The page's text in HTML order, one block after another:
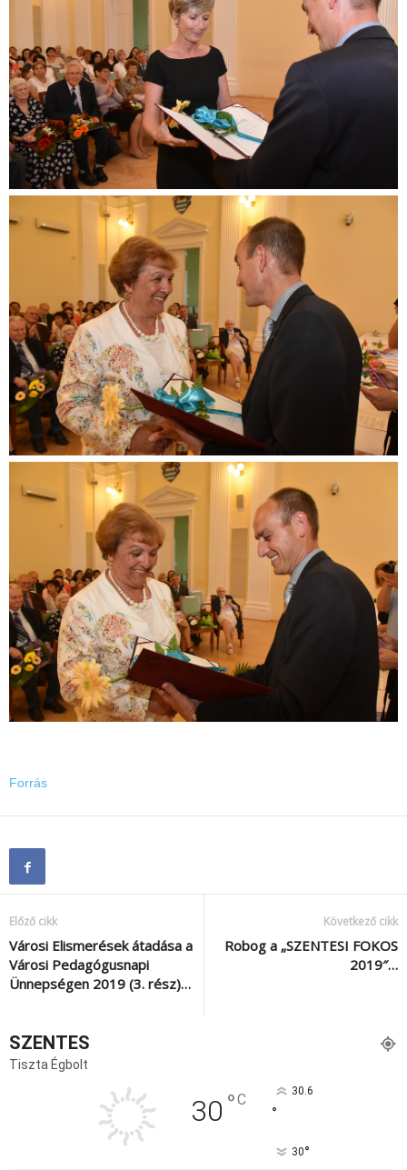
Forrás
Előző cikk
Városi Elismerések átadása a
Városi Pedagógusnapi
Ünnepségen 2019 (3. rész)…
Következő cikk
Robog a „SZENTESI FOKOS
2019″…
SZENTES
Tiszta Égbolt
30 °C 30.6
°
30°